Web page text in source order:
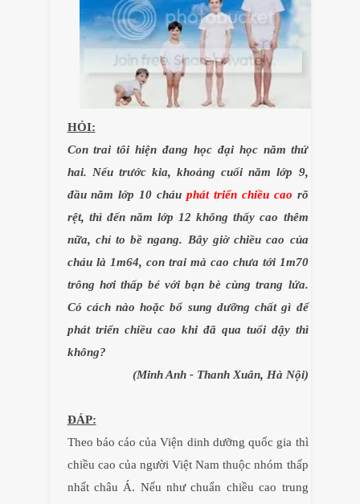
HỎI:
Con trai tôi hiện đang học đại học năm thứ
hai. Nếu trước kia, khoảng cuối năm lớp 9,
đầu năm lớp 10 cháu phát triển chiều cao rõ
rệt, thì đến năm lớp 12 không thấy cao thêm
nữa, chỉ to bề ngang. Bây giờ chiều cao của
cháu là 1m64, con trai mà cao chưa tới 1m70
trông hơi thấp bé với bạn bè cùng trang lứa.
Có cách nào hoặc bổ sung dưỡng chất gì để
phát triển chiều cao khi đã qua tuổi dậy thì
không?
(Minh Anh - Thanh Xuân, Hà Nội)
ĐÁP:
Theo báo cáo của Viện dinh dưỡng quốc gia thì
chiều cao của người Việt Nam thuộc nhóm thấp
nhất châu Á. Nếu như chuẩn chiều cao trung